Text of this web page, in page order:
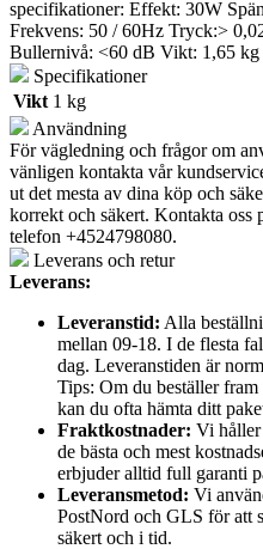
specifikationer: Effekt: 30W
Frekvens: 50 / 60Hz Tryck:>
Bullernivå: <60 dB Vikt: 1,65 kg
Specifikationer
Vikt 1 kg
Användning
För vägledning och frågor om
vänligen kontakta vår
ut det mesta av dina köp och
korrekt och säkert. Kontakta oss
telefon +4524798080.
Leverans och retur
Leverans:
Leveranstid: Alla
mellan 09-18. I de flesta
dag. Leveranstiden är
Tips: Om du beställer
kan du ofta hämta ditt
Fraktkostnader: Vi håller
de bästa och mest
erbjuder alltid full garanti
Leveransmetod: Vi
PostNord och GLS för att
säkert och i tid.